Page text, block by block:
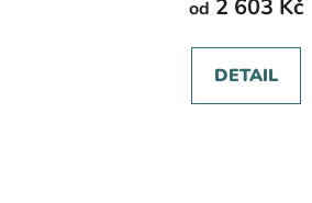
od 2 603 Kč
DETAIL